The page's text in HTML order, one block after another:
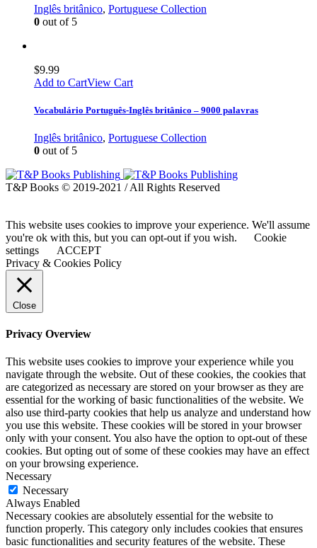
Inglês britânico, Portuguese Collection
0 out of 5
$9.99
Add to CartView Cart
Vocabulário Português-Inglês britânico – 9000 palavras
Inglês britânico, Portuguese Collection
0 out of 5
T&P Books © 2019-2021 / All Rights Reserved
This website uses cookies to improve your experience. We'll assume
you're ok with this, but you can opt-out if you wish.
Cookie
settings
ACCEPT
Privacy & Cookies Policy
Close
Privacy Overview
This website uses cookies to improve your experience while you
navigate through the website. Out of these cookies, the cookies that
are categorized as necessary are stored on your browser as they are
essential for the working of basic functionalities of the website. We
also use third-party cookies that help us analyze and understand how
you use this website. These cookies will be stored in your browser
only with your consent. You also have the option to opt-out of these
cookies. But opting out of some of these cookies may have an effect
on your browsing experience.
Necessary
Necessary
Always Enabled
Necessary cookies are absolutely essential for the website to
function properly. This category only includes cookies that ensures
basic functionalities and security features of the website. These